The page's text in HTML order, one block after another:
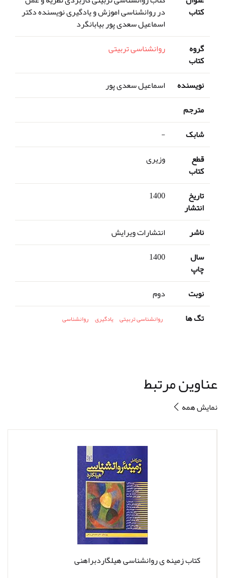
کتاب در روانشناسی اموزش و یادگیری نویسنده دکتر
اسماعیل سعدی پور بیابانگرد
گروه
کتاب
روانشناسی تربیتی
نویسنده
اسماعیل سعدی پور
مترجم
شابک
-
قطع
کتاب
وزیری
تاریخ
انتشار
1400
ناشر
انتشارات ویرایش
سال
چاپ
1400
نوبت
دوم
تگ ها
روانشناسی تربیتی یادگیری روانشناسی
عناوین مرتبط
نمایش همه
کتاب زمینه ی روانشناسی هیلگاردبراهنی